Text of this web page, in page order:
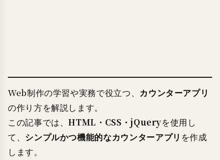
Web制作の学習や実務で役立つ、 カウンターアプリ
の作り方を解説します。
この記事では、HTML・CSS・jQueryを使用し
て、 シンプルかつ機能的なカウンターアプリ を作成
します。